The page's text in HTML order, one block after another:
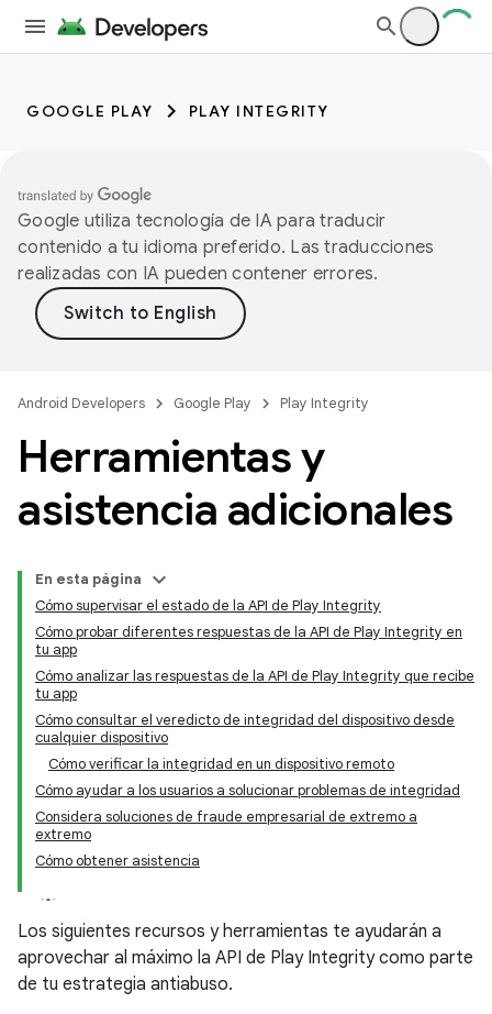
GOOGLE PLAY PLAY INTEGRITY
Google utiliza tecnología de IA para traducir
contenido a tu idioma preferido. Las traducciones
realizadas con IA pueden contener errores.
Android Developers Google Play Play Integrity
Herramientas y
asistencia adicionales
En esta página
Cómo supervisar el estado de la API de Play Integrity
Cómo probar diferentes respuestas de la API de Play Integrity en
tu app
Cómo analizar las respuestas de la API de Play Integrity que recibe
tu app
Cómo consultar el veredicto de integridad del dispositivo desde
cualquier dispositivo
Cómo verificar la integridad en un dispositivo remoto
Cómo ayudar a los usuarios a solucionar problemas de integridad
Considera soluciones de fraude empresarial de extremo a
extremo
Cómo obtener asistencia
Los siguientes recursos y herramientas te ayudarán a
aprovechar al máximo la API de Play Integrity como parte
de tu estrategia antiabuso.